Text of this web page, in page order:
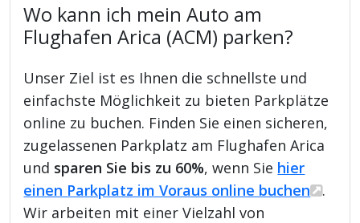
Wo kann ich mein Auto am
Flughafen Arica (ACM) parken?
Unser Ziel ist es Ihnen die schnellste und
einfachste Möglichkeit zu bieten Parkplätze
online zu buchen. Finden Sie einen sicheren,
zugelassenen Parkplatz am Flughafen Arica
und sparen Sie bis zu 60%, wenn Sie hier
einen Parkplatz im Voraus online buchen
.
Wir arbeiten mit einer Vielzahl von